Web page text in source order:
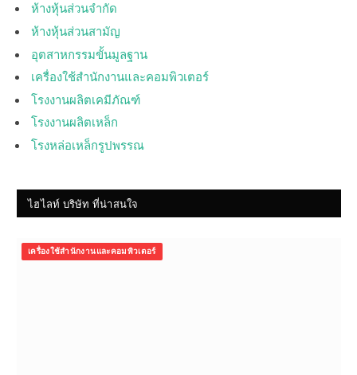
ห้างหุ้นส่วนจำกัด
ห้างหุ้นส่วนสามัญ
อุตสาหกรรมขั้นมูลฐาน
เครื่องใช้สำนักงานและคอมพิวเตอร์
โรงงานผลิตเคมีภัณฑ์
โรงงานผลิตเหล็ก
โรงหล่อเหล็กรูปพรรณ
ไฮไลท์ บริษัท ที่น่าสนใจ
เครื่องใช้สำนักงานและคอมพิวเตอร์